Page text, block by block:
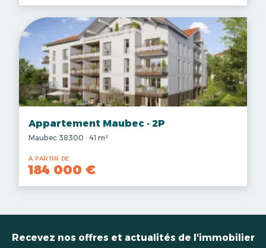
Appartement Maubec · 2P
Maubec 38300 · 41 m²
À PARTIR DE
184 000 €
Recevez nos offres et actualités de l'immobilier